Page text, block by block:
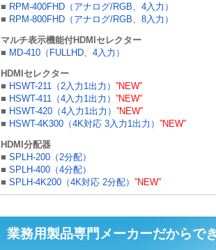
■ RPM-400FHD（アナログ/RGB、4入力）
■ RPM-800FHD（アナログ/RGB、8入力）
マルチ表示機能付HDMIセレクター
■ MD-410（FULLHD、4入力）
HDMIセレクター
■ HSWT-211（2入力1出力） ”NEW”
■ HSWT-411（4入力1出力） ”NEW”
■ HSWT-420（4入力1出力） ”NEW”
■ HSWT-4K300（4K対応 3入力1出力） ”NEW”
HDMI分配器
■ SPLH-200（2分配）
■ SPLH-400（4分配）
■ SPLH-4K200（4K対応 2分配） ”NEW”
業務用製品専門メーカーだからで